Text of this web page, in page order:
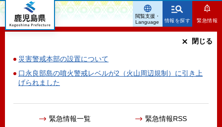
鹿児島県
情報を探す 緊急情報
災害警戒本部の設置について
口永良部島の噴火警戒レベルが2（火山周辺規制）に引き上
げられました
緊急情報一覧 緊急情報RSS
閉じる
閲覧支援・
Language